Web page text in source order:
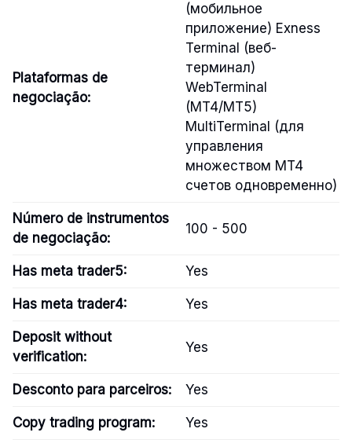
Plataformas de
negociação:
(мобильное
приложение) Exness
Terminal (веб-
терминал)
WebTerminal
(MT4/MT5)
MultiTerminal (для
управления
множеством MT4
счетов одновременно)
Número de instrumentos
de negociação:
100 - 500
Has meta trader5: Yes
Has meta trader4: Yes
Deposit without
verification:
Yes
Desconto para parceiros: Yes
Copy trading program: Yes